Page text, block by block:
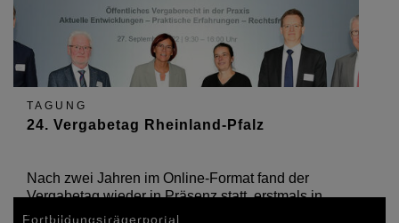
TAGUNG
24. Vergabetag Rheinland-Pfalz
Nach zwei Jahren im Online-Format fand der
Vergabetag wieder in Präsenz statt, erstmals in
der Ludwig-Eckes-Festhalle in Nieder-Olm.
Fortbildungsträgerportal